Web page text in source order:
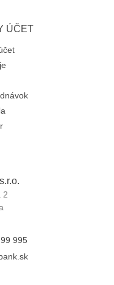
ÚČET
2
995